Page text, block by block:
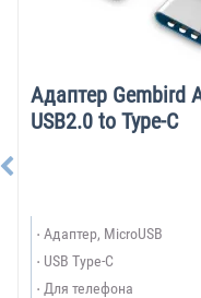
Адаптер Gembird
USB2.0 to Type-C
Адаптер, MicroUSB
USB Type-C
Для телефона